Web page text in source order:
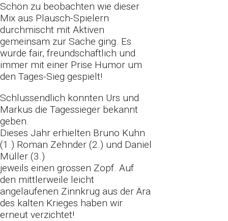
Schön zu beobachten wie dieser
Mix aus Plausch-Spielern
durchmischt mit Aktiven
gemeinsam zur Sache ging. Es
wurde fair, freundschaftlich und
immer mit einer Prise Humor um
den Tages-Sieg gespielt!
Schlussendlich konnten Urs und
Markus die Tagessieger bekannt
geben.
Dieses Jahr erhielten Bruno Kuhn
(1.) Roman Zehnder (2.) und Daniel
Müller (3.)
jeweils einen grossen Zopf. Auf
den mittlerweile leicht
angelaufenen Zinnkrug aus der Ära
des kalten Krieges haben wir
erneut verzichtet!